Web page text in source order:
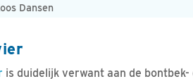
Dansen
is duidelijk verwant aan de